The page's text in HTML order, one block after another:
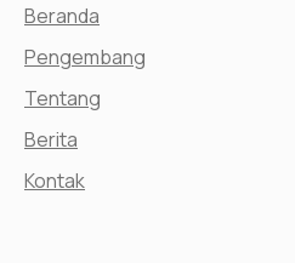
Beranda
Pengembang
Tentang
Berita
Kontak